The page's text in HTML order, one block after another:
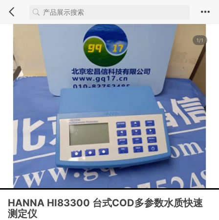
1/1
HANNA HI83300 台式COD多参数水质快速
测定仪